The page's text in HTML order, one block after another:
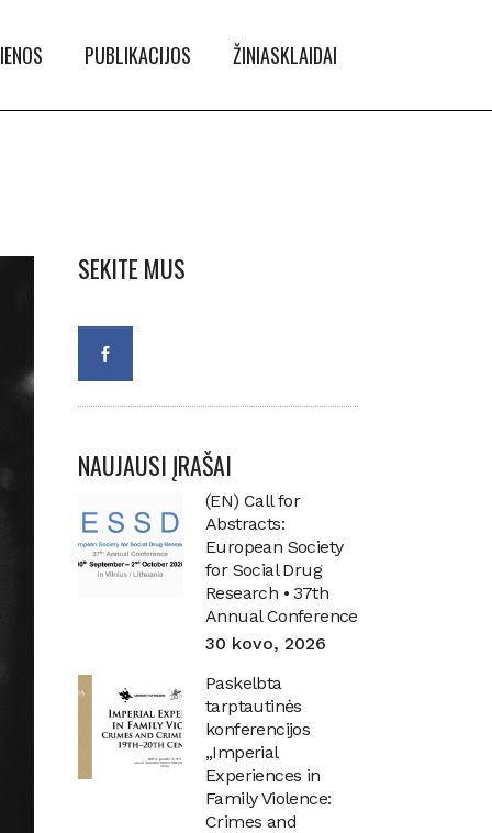
PUBLIKACIJOS ŽINIASKLAIDAI
SEKITE MUS
NAUJAUSI ĮRAŠAI
(EN) Call for
Abstracts:
European Society
for Social Drug
Research • 37th
Annual Conference
30 kovo, 2026
Paskelbta
tarptautinės
konferencijos
„Imperial
Experiences in
Family Violence:
Crimes and